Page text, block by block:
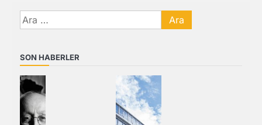
Arama:
SON HABERLER